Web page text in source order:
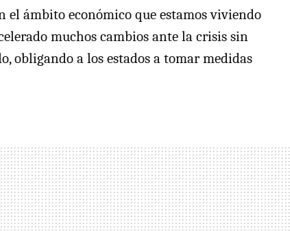
el ámbito económico que estamos viviendo
muchos cambios ante la crisis sin
obligando a los estados a tomar medidas